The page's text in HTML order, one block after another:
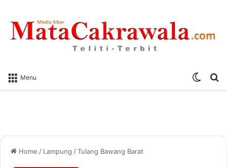
Menu
Switch
Home / Lampung /Tulang Bawang Barat